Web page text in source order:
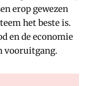
erop gewezen
het beste is.
en de economie
vooruitgang.